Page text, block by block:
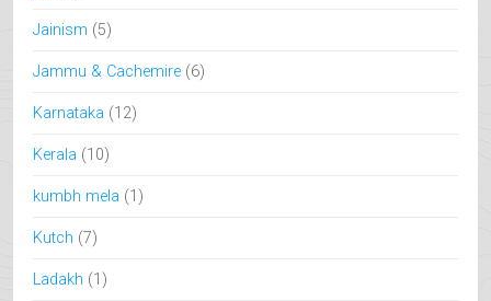
Jainism (5)
Jammu & Cachemire (6)
Karnataka (12)
Kerala (10)
kumbh mela (1)
Kutch (7)
Ladakh (1)